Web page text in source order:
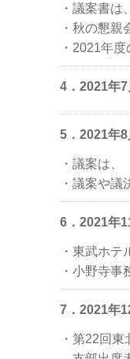
・議案書は
・秋の懇
・2021年
4．2021年
5．2021年
・議案は
・議案や
6．2021年
・東武ホ
・小野寺事
7．2021年
・第22回